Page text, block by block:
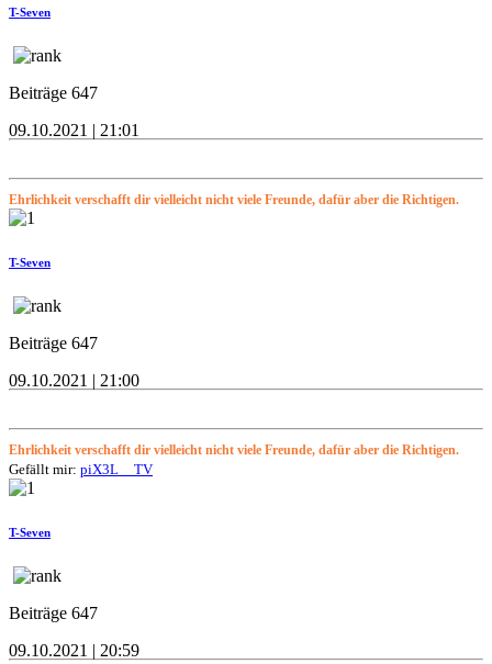
T-Seven
Beiträge 647
09.10.2021 | 21:01
Ehrlichkeit verschafft dir vielleicht nicht viele Freunde, dafür aber die Richtigen.
T-Seven
Beiträge 647
09.10.2021 | 21:00
Ehrlichkeit verschafft dir vielleicht nicht viele Freunde, dafür aber die Richtigen.
Gefällt mir: piX3L__TV
T-Seven
Beiträge 647
09.10.2021 | 20:59